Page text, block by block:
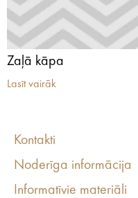
Zaļā kāpa
Lasīt vairāk
Kontakti
Noderīga informācija
Informatīvie materiāli